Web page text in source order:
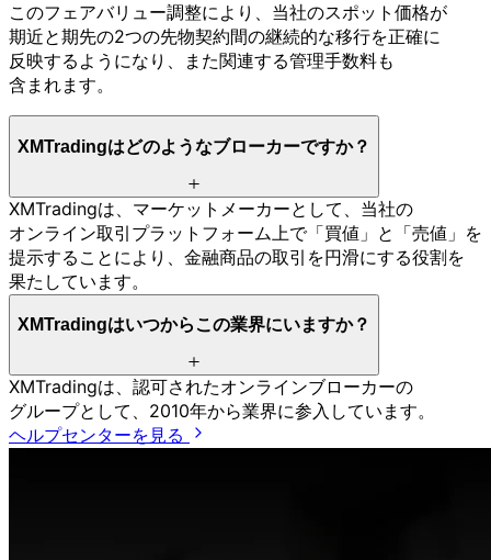
このフェアバリュー調整により、 当社のスポット価格が
期近と期先の2つの先物契約間の継続的な移行を正確に
反映するようになり、
また関連する管理手数料も
含まれます。
XMTradingはどのようなブローカーですか？
XMTradingは、 マーケットメーカーと して、 当社の
オンライン取引プラットフォーム上で「買値」と 「売値」を
提示する ことに より、 金融商品の取引を円滑にする役割を
果たしています。
XMTradingはいつから この業界にいますか？
XMTradingは、 認可されたオンラインブローカーの
グループと して、 2010年から業界に参入しています。
ヘルプセンターを見る